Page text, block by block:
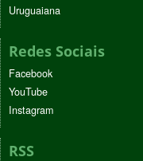
Uruguaiana
Redes Sociais
Facebook
YouTube
Instagram
RSS